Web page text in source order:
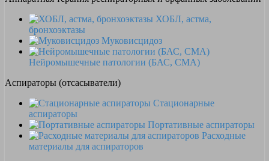
ХОБЛ, астма,
бронхоэктазы
Муковисцидоз
Нейромышечные патологии (БАС, СМА)
Аспираторы (отсасыватели)
Стационарные
аспираторы
Портативные аспираторы
Расходные
материалы для аспираторов